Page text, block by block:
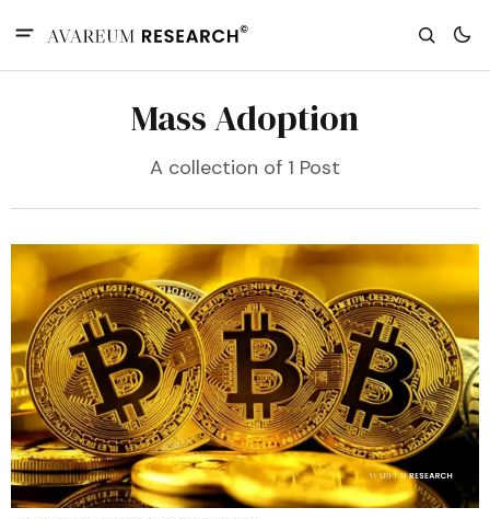
Mass Adoption
A collection of 1 Post